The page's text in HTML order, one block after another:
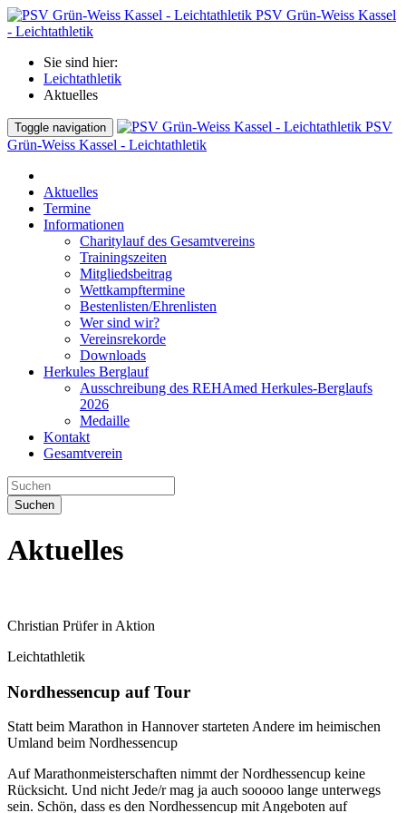
PSV Grün-Weiss Kassel
- Leichtathletik
Sie sind hier:
Leichtathletik
Aktuelles
Toggle navigation
PSV
Grün-Weiss Kassel - Leichtathletik
Aktuelles
Termine
Informationen
Charitylauf des Gesamtvereins
Trainingszeiten
Mitgliedsbeitrag
Wettkampftermine
Bestenlisten/Ehrenlisten
Wer sind wir?
Vereinsrekorde
Downloads
Herkules Berglauf
Ausschreibung des REHAmed Herkules-Berglaufs
2026
Medaille
Kontakt
Gesamtverein
Suchen
Aktuelles
Christian Prüfer in Aktion
Leichtathletik
Nordhessencup auf Tour
Statt beim Marathon in Hannover starteten Andere im heimischen
Umland beim Nordhessencup
Auf Marathonmeisterschaften nimmt der Nordhessencup keine
Rücksicht. Und nicht Jede/r mag ja auch sooooo lange unterwegs
sein. Schön, dass es den Nordhessencup mit Angeboten auf